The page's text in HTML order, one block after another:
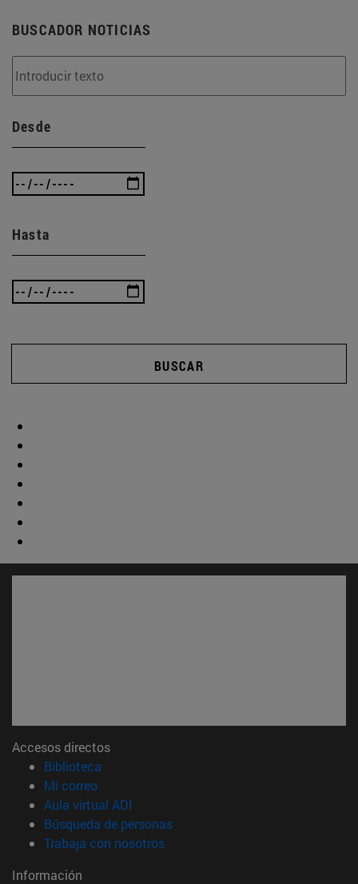
BUSCADOR NOTICIAS
Desde
Hasta
BUSCAR
Accesos directos
Biblioteca
Mi correo(abre en nueva ventana)
Aula virtual ADI
Búsqueda de personas(abre en nueva ventana)
Trabaja con nosotros(abre en nueva ventana)
Información